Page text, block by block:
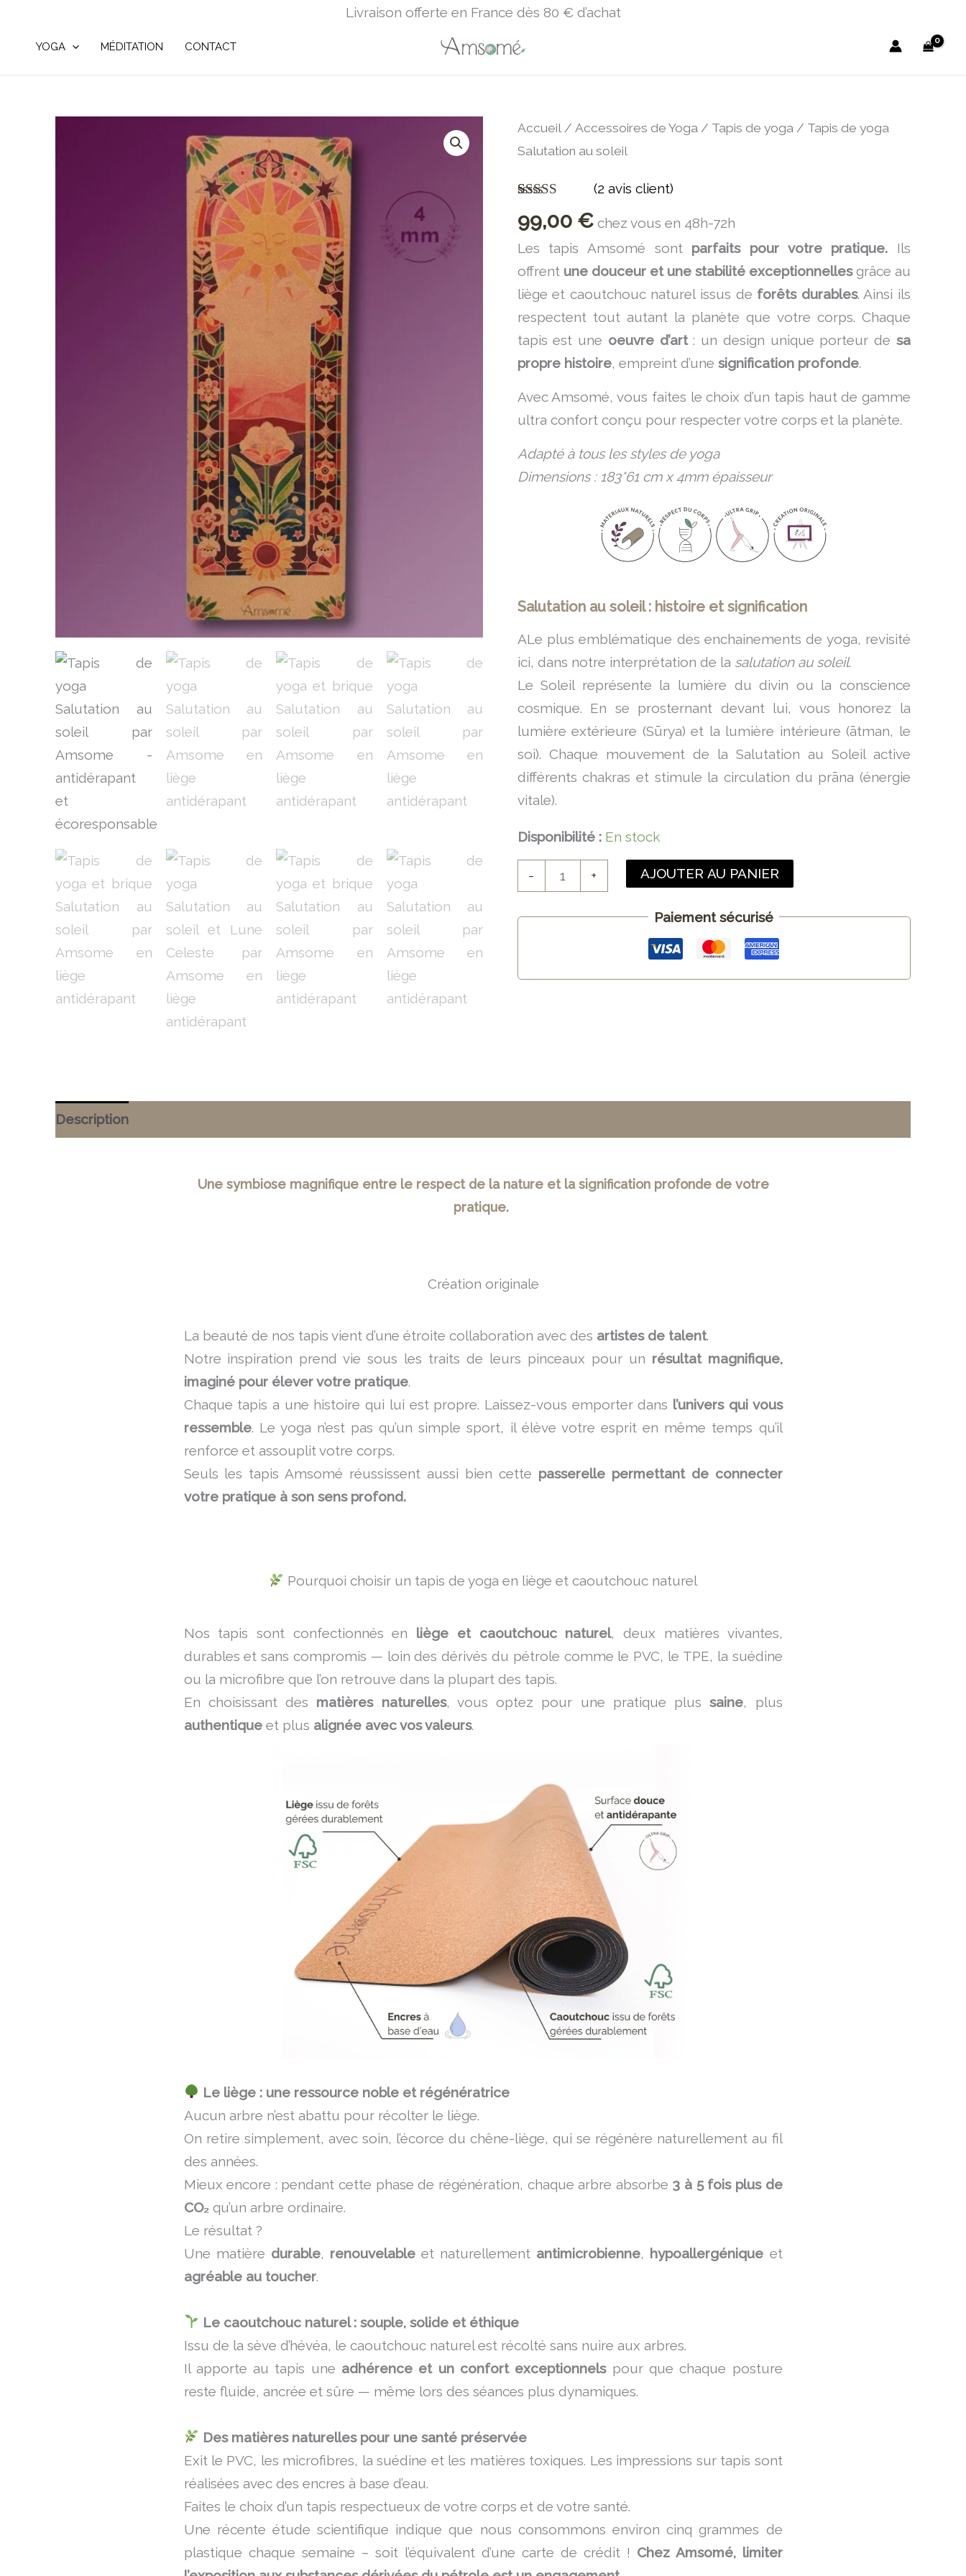
Livraison offerte en France dès 80 € d’achat
YOGA MÉDITATION CONTACT
Accueil/ Accessoires de Yoga/ Tapis de yoga/ Tapis de yoga
Salutation au soleil
sur 5 basé
client
(2 avis client)
99,00 € chez vous en 48h-72h
Les tapis Amsomé sont parfaits pour votre pratique. Ils
offrent une douceur et une stabilité exceptionnellesgrâce au
liège et caoutchouc naturel issus de forêts durables. Ainsi ils
respectent tout autant la planète que votre corps. Chaque
tapis est une oeuvre d’art: un design unique porteur desa
propre histoire, empreint d’une signification profonde.
Avec Amsomé, vous faites le choix d’un tapis haut de gamme
ultra confort conçu pour respecter votre corps et la planète.
Adapté à tous les styles de yoga
Dimensions : 183*61 cm x 4mm épaisseur
Salutation au soleil : histoire et signification
ALe plus emblématique des enchainements de yoga, revisité
ici, dans notre interprétation de la salutation au soleil.
Le Soleil représente la lumière du divin ou la conscience
cosmique. En se prosternant devant lui, vous honorez la
lumière extérieure (Sūrya) et la lumière intérieure (ātman, le
soi). Chaque mouvement de la Salutation au Soleil active
différents chakras et stimule la circulation du prāna (énergie
vitale).
Disponibilité : En stock
-
quantité
de
de
yoga
Salutation
au
soleil
+ AJOUTER AU PANIER
Paiement sécurisé
Description
Une symbiose magnifique entre le respect de la nature et la signification profonde de votre
pratique.
Création originale
La beauté de nos tapis vient d’une étroite collaboration avec des artistes de talent.
Notre inspiration prend vie sous les traits de leurs pinceaux pour un résultat magnifique,
imaginé pour élever votre pratique.
Chaque tapis a une histoire qui lui est propre. Laissez-vous emporter dans l’univers qui vous
ressemble. Le yoga n’est pas qu’un simple sport, il élève votre esprit en même temps qu’il
renforce et assouplit votre corps.
Seuls les tapis Amsomé réussissent aussi bien cette passerelle permettant de connecter
votre pratique à son sens profond.
Pourquoi choisir un tapis de yoga en liège et caoutchouc naturel
Nos tapis sont confectionnés en liège et caoutchouc naturel, deux matières vivantes,
durables et sans compromis — loin des dérivés du pétrole comme le PVC, le TPE, la suédine
ou la microfibre que l’on retrouve dans la plupart des tapis.
En choisissant des matières naturelles, vous optez pour une pratique plussaine, plus
authentiqueet plus alignée avec vos valeurs.
Le liège : une ressource noble et régénératrice
Aucun arbre n’est abattu pour récolter le liège.
On retire simplement, avec soin, l’écorce du chêne-liège, qui se régénère naturellement au fil
des années.
Mieux encore : pendant cette phase de régénération, chaque arbre absorbe 3 à 5 fois plus de
CO₂qu’un arbre ordinaire.
Le résultat ?
Une matière durable, renouvelableet naturellement antimicrobienne, hypoallergénique et
agréable au toucher.
Le caoutchouc naturel : souple, solide et éthique
Issu de la sève d’hévéa, le caoutchouc naturel est récolté sans nuire aux arbres.
Il apporte au tapis une adhérence et un confort exceptionnelspour que chaque posture
reste fluide, ancrée et sûre — même lors des séances plus dynamiques.
Des matières naturelles pour une santé préservée
Exit le PVC, les microfibres, la suédine et les matières toxiques. Les impressions sur tapis sont
réalisées avec des encres à base d’eau.
Faites le choix d’un tapis respectueux de votre corps et de votre santé.
Une récente étude scientifique indique que nous consommons environ cinq grammes de
plastique chaque semaine – soit l’équivalent d’une carte de crédit ! Chez Amsomé, limiter